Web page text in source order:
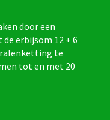
door een
erbijsom 12 + 6
te
tot en met 20